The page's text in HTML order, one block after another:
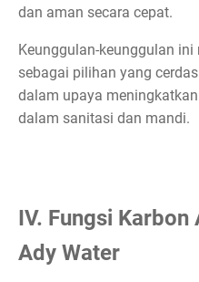
dan aman secara cepat.
Keunggulan-keunggulan
sebagai pilihan yang
dalam upaya
dalam sanitasi dan mandi.
IV. Fungsi
Ady Water